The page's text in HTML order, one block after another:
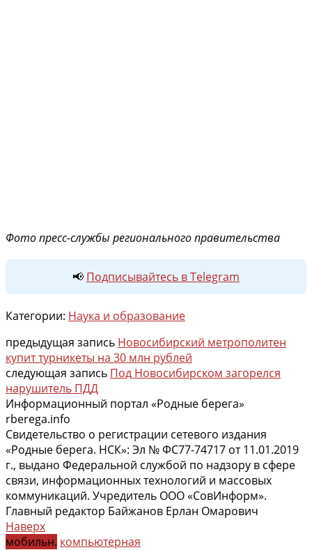
Фото пресс-службы регионального правительства
📢 Подписывайтесь в Telegram
Категории: Наука и образование
предыдущая запись Новосибирский метрополитен
купит турникеты на 30 млн рублей
следующая запись Под Новосибирском загорелся
нарушитель ПДД
Информационный портал «Родные берега»
rberega.info
Свидетельство о регистрации сетевого издания
«Родные берега. НСК»: Эл № ФС77-74717 от 11.01.2019
г., выдано Федеральной службой по надзору в сфере
связи, информационных технологий и массовых
коммуникаций. Учредитель ООО «СовИнформ».
Главный редактор Байжанов Ерлан Омарович
Наверх
мобильн. компьютерная